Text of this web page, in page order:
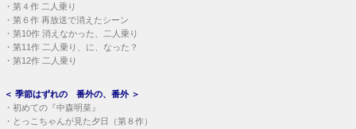
・ 第４作 二人乗り
・ 第６作 再放送で消えたシーン
・ 第10作 消えなかった、二人乗り
・ 第11作 二人乗り、に、なった？
・ 第12作 二人乗り
＜ 季節はずれの 番外の、番外＞
・ 初めての『中森明菜』
・ とっこちゃんが見た夕日（第８作）